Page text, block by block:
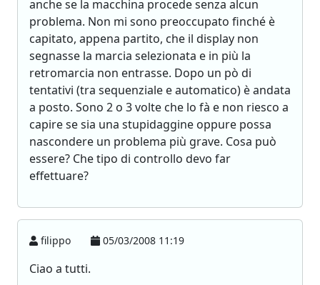
anche se la macchina procede senza alcun
problema. Non mi sono preoccupato finché è
capitato, appena partito, che il display non
segnasse la marcia selezionata e in più la
retromarcia non entrasse. Dopo un pò di
tentativi (tra sequenziale e automatico) è andata
a posto. Sono 2 o 3 volte che lo fà e non riesco a
capire se sia una stupidaggine oppure possa
nascondere un problema più grave. Cosa può
essere? Che tipo di controllo devo far
effettuare?
filippo 05/03/2008 11:19
Ciao a tutti.